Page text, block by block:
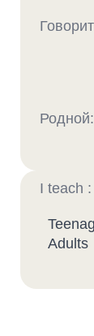
Родной:
I teach :
Adults